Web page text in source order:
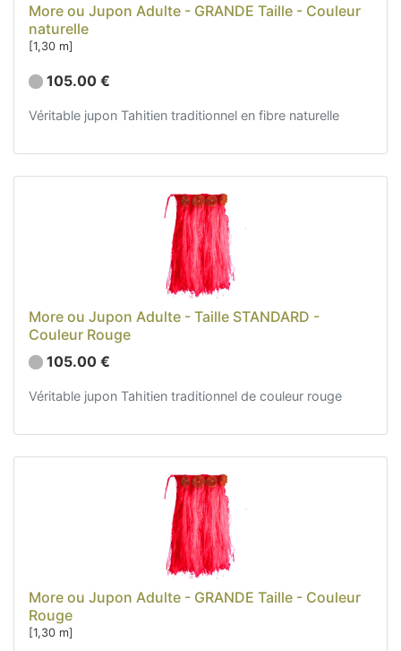
More ou Jupon Adulte - GRANDE Taille - Couleur
naturelle
[1,30 m]
105.00 €
Véritable jupon Tahitien traditionnel en fibre naturelle
More ou Jupon Adulte - Taille STANDARD -
Couleur Rouge
105.00 €
Véritable jupon Tahitien traditionnel de couleur rouge
More ou Jupon Adulte - GRANDE Taille - Couleur
Rouge
[1,30 m]